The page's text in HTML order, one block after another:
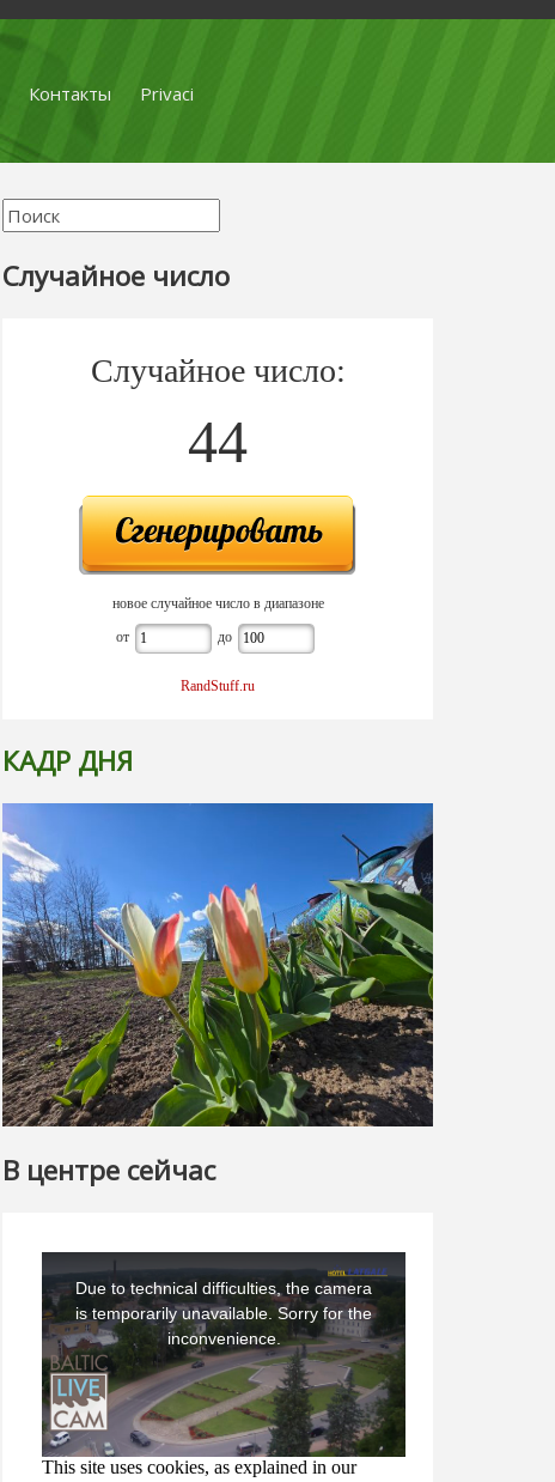
Контакты
Privaci
Случайное число
Случайное число:
44
новое случайное число в диапазоне
от до
RandStuff.ru
КАДР ДНЯ
В центре сейчас